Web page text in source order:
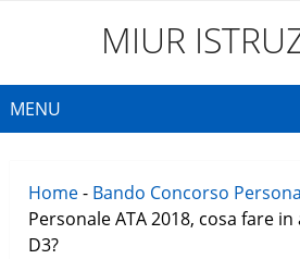
MIUR
MENU
Home- Bando Concorso
Personale ATA 2018, cosa fare
D3?